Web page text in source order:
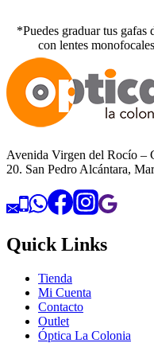
*Puedes graduar tus
con lentes
Avenida Virgen del Rocío –
20. San Pedro Alcántara,
Quick Links
Tienda
Mi Cuenta
Contacto
Outlet
Óptica La Colonia